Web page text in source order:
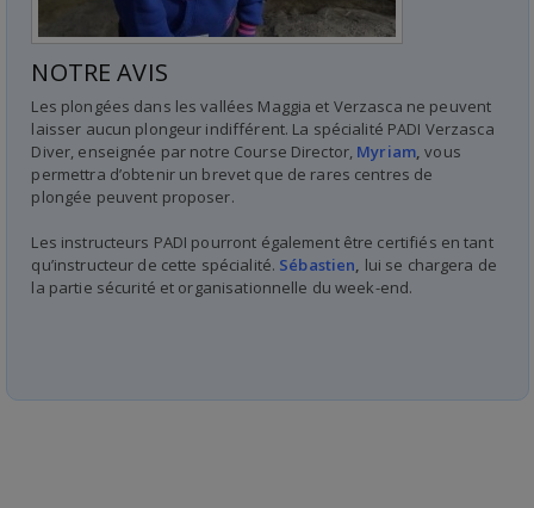
NOTRE AVIS
Les plongées dans les vallées Maggia et Verzasca ne peuvent
laisser aucun plongeur indifférent. La spécialité PADI Verzasca
Diver, enseignée par notre Course Director, Myriam,vous
permettra d’obtenir un brevet que de rares centres de
plongée peuvent proposer.
Les instructeurs PADI pourront également être certifiés en tant
qu’instructeur de cette spécialité. Sébastien, lui se chargera de
la partie sécurité et organisationnelle du week-end.